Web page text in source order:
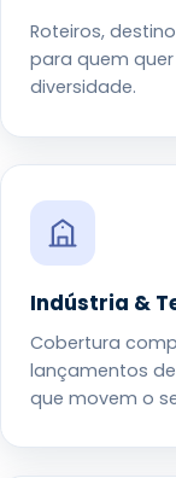
Roteiros,
para quem
diversidade.
Indústria &
Cobertura
lançamentos
que movem o